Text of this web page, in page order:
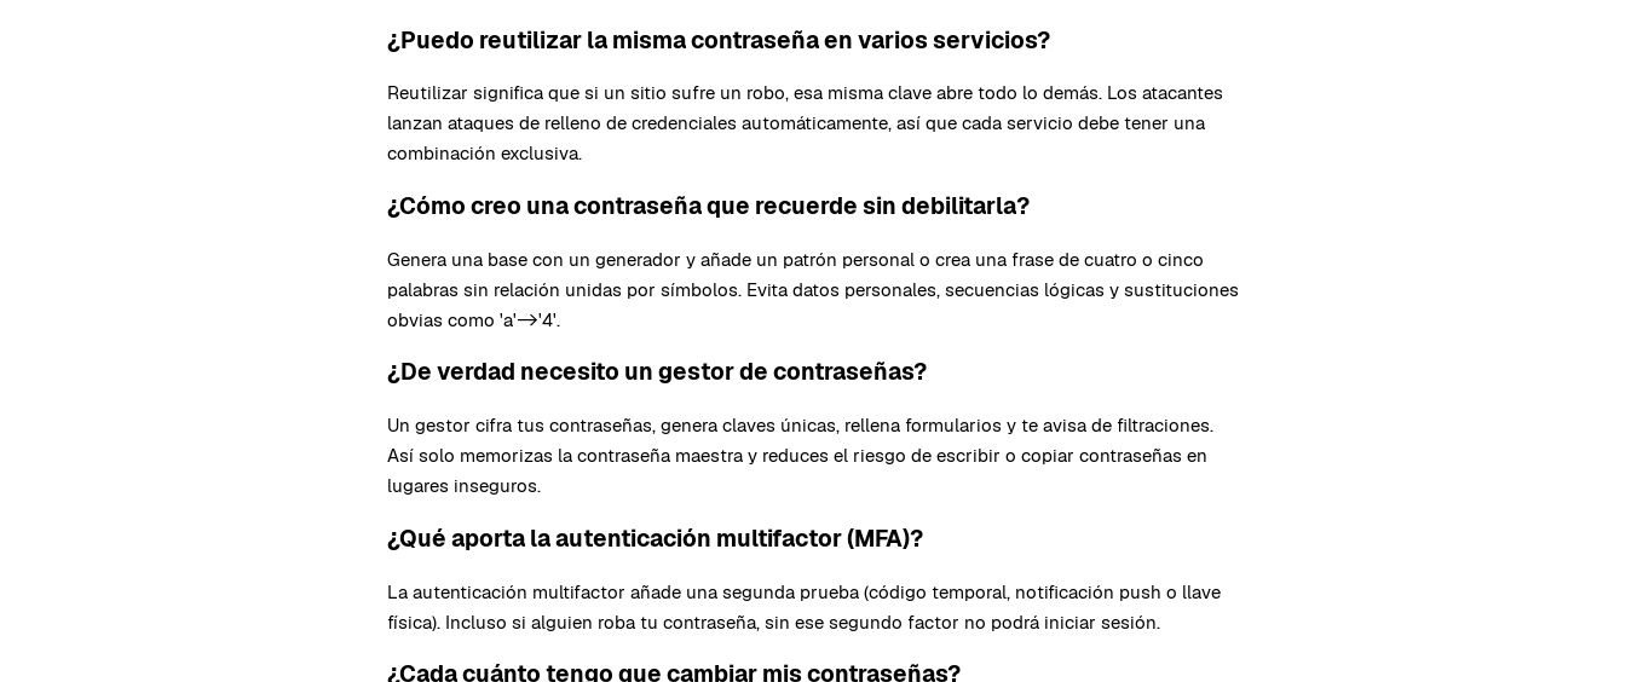
¿Puedo reutilizar la misma contraseña en varios servicios?
Reutilizar significa que si un sitio sufre un robo, esa misma clave abre todo lo demás. Los atacantes
lanzan ataques de relleno de credenciales automáticamente, así que cada servicio debe tener una
combinación exclusiva.
¿Cómo creo una contraseña que recuerde sin debilitarla?
Genera una base con un generador y añade un patrón personal o crea una frase de cuatro o cinco
palabras sin relación unidas por símbolos. Evita datos personales, secuencias lógicas y sustituciones
obvias como 'a'->'4'.
¿De verdad necesito un gestor de contraseñas?
Un gestor cifra tus contraseñas, genera claves únicas, rellena formularios y te avisa de filtraciones.
Así solo memorizas la contraseña maestra y reduces el riesgo de escribir o copiar contraseñas en
lugares inseguros.
¿Qué aporta la autenticación multifactor (MFA)?
La autenticación multifactor añade una segunda prueba (código temporal, notificación push o llave
física). Incluso si alguien roba tu contraseña, sin ese segundo factor no podrá iniciar sesión.
¿Cada cuánto tengo que cambiar mis contraseñas?